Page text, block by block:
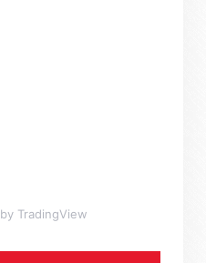
by TradingView